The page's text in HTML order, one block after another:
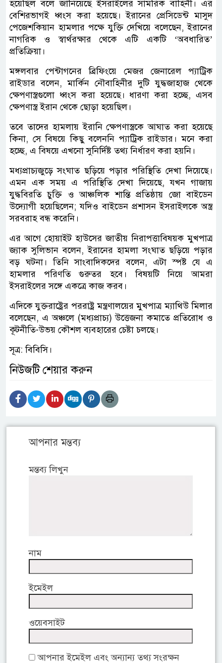
হয়েছিল বলে জানিয়েছে ইসরাইলের সামরিক বাহিনী। এর
বেশিরভাগই ধ্বংস করা হয়েছে। ইরানের প্রেসিডেন্ট মাসুদ
পেজেশকিয়ান হামলার পক্ষে যুক্তি দেখিয়ে বলেছেন, ইরানের
নাগরিক ও স্বার্থরক্ষার থেকে এটি একটি ‘অবধারিত’
প্রতিক্রিয়া।
মঙ্গলবার পেন্টাগনের ব্রিফিংয়ে মেজর জেনারেল প্যাট্রিক
রাইডার বলেন, মার্কিন নৌবাহিনীর দুটি যুদ্ধজাহাজ থেকে
ক্ষেপণাস্ত্রগুলো ধ্বংস করা হয়েছে। ধারণা করা হচ্ছে, এসব
ক্ষেপণাস্ত্র ইরান থেকে ছোড়া হয়েছিল।
তবে তাদের হামলায় ইরানি ক্ষেপণাস্ত্রকে আঘাত করা হয়েছে
কিনা, সে বিষয়ে কিছু বলেননি প্যাট্রিক রাইডার। মনে করা
হচ্ছে, এ বিষয়ে এখনো সুনির্দিষ্ট তথ্য নির্ধারণ করা হয়নি।
মধ্যপ্রাচ্যজুড়ে সংঘাত ছড়িয়ে পড়ার পরিস্থিতি দেখা দিয়েছে।
এমন এক সময় এ পরিস্থিতি দেখা দিয়েছে, যখন গাজায়
যুদ্ধবিরতি চুক্তি ও আঞ্চলিক শান্তি প্রতিষ্ঠায় জো বাইডেন
উদ্যোগী হয়েছিলেন; যদিও বাইডেন প্রশাসন ইসরাইলকে অস্ত্র
সরবরাহ বন্ধ করেনি।
এর আগে হোয়াইট হাউসের জাতীয় নিরাপত্তাবিষয়ক মুখপাত্র
জ্যাক সুলিভান বলেন, ইরানের হামলা সংঘাত ছড়িয়ে পড়ার
বড় ঘটনা। তিনি সাংবাদিকদের বলেন, এটা স্পষ্ট যে এ
হামলার পরিণতি গুরুতর হবে। বিষয়টি নিয়ে আমরা
ইসরাইলের সঙ্গে একত্রে কাজ করব।
এদিকে যুক্তরাষ্ট্রের পররাষ্ট্র মন্ত্রণালয়ের মুখপাত্র ম্যাথিউ মিলার
বলেছেন, এ অঞ্চলে (মধ্যপ্রাচ্য) উত্তেজনা কমাতে প্রতিরোধ ও
কূটনীতি-উভয় কৌশল ব্যবহারের চেষ্টা চলছে।
সূত্র: বিবিসি।
নিউজটি শেয়ার করুন
আপনার মন্তব্য
মন্তব্য লিখুন
নাম
ইমেইল
ওয়েবসাইট
আপনার ইমেইল এবং অন্যান্য তথ্য সংরক্ষন